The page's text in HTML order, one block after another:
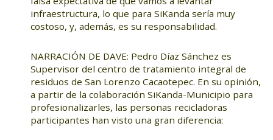
infraestructura, lo que para SiKanda sería muy
costoso, y, además, es su responsabilidad.
NARRACIÓN DE DAVE: Pedro Díaz Sánchez es
Supervisor del centro de tratamiento integral de
residuos de San Lorenzo Cacaotepec. En su opinión,
a partir de la colaboración SiKanda-Municipio para
profesionalizarles, las personas recicladoras
participantes han visto una gran diferencia: